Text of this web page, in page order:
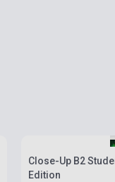
Close-Up B2
Edition